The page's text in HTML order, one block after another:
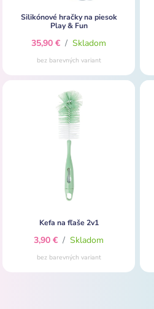
Silikónové hračky na piesok
Play & Fun
35,90 € / Skladom
bez barevných variant
Kefa na fľaše 2v1
3,90 € / Skladom
bez barevných variant